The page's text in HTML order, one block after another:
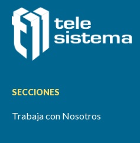
SECCIONES
Trabaja con Nosotros